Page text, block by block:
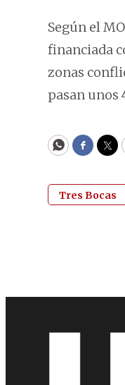
Según el
financiada
zonas
pasan unos
WhatsApp
Tres Bocas